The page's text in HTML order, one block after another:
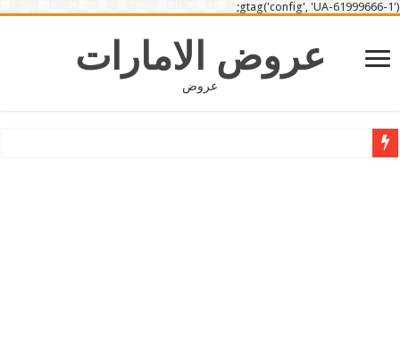
gtag('config', 'UA-61999666-1');
عروض الامارات
عروض